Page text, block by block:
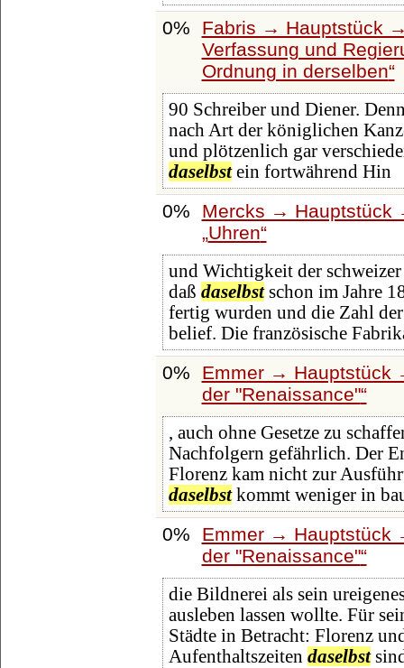
0%
Fabris → Hauptstück
Verfassung und
Ordnung in derselben
90 Schreiber und Diener.
nach Art der königlichen
und plötzenlich gar
daselbstein fortwährend Hin
0%
Mercks → Hauptstück
Uhren
und Wichtigkeit der
daß daselbstschon im Jahre
fertig wurden und die Zahl
belief. Die französische
0%
Emmer → Hauptstück
der "Renaissance"
, auch ohne Gesetze zu
Nachfolgern gefährlich. Der
Florenz kam nicht zur
daselbstkommt weniger in
0%
Emmer → Hauptstück
der "Renaissance"
die Bildnerei als sein
ausleben lassen wollte. Für
Städte in Betracht: Florenz
Aufenthaltszeiten daselbst